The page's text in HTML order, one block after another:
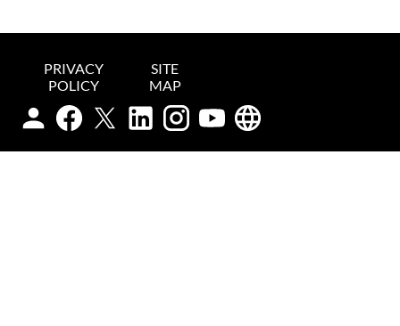
PRIVACY
POLICY
SITE
MAP